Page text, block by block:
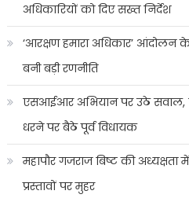
अधिकारियों को दिए सख्त निर्देश
‘आरक्षण हमारा अधिकार’ आंदोलन
बनी बड़ी रणनीति
एसआईआर अभियान पर उठे सवाल,
धरने पर बैठे पूर्व विधायक
महापौर गजराज बिष्ट की
प्रस्तावों पर मुहर